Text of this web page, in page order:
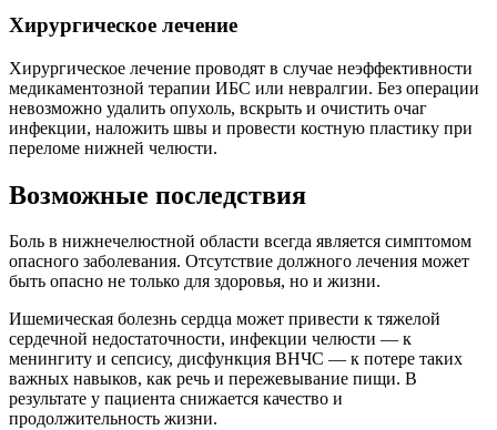
Хирургическое лечение
Хирургическое лечение проводят в случае неэффективности
медикаментозной терапии ИБС или невралгии. Без операции
невозможно удалить опухоль, вскрыть и очистить очаг
инфекции, наложить швы и провести костную пластику при
переломе нижней челюсти.
Возможные последствия
Боль в нижнечелюстной области всегда является симптомом
опасного заболевания. Отсутствие должного лечения может
быть опасно не только для здоровья, но и жизни.
Ишемическая болезнь сердца может привести к тяжелой
сердечной недостаточности, инфекции челюсти — к
менингиту и сепсису, дисфункция ВНЧС — к потере таких
важных навыков, как речь и пережевывание пищи. В
результате у пациента снижается качество и
продолжительность жизни.